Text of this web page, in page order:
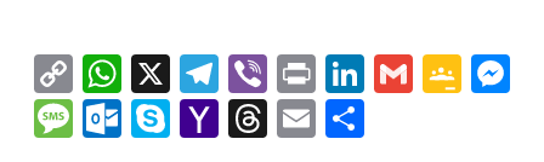
C
o
p
W
h
at
X T
el
e
Vi
b
er
Pr
in
t
Li
n
k
G G M
M O S Y T E S